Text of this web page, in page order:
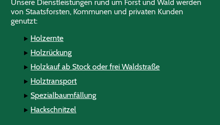
Unsere Dienstleistungen rund um Forst und Wald werden
von Staatsforsten, Kommunen und privaten Kunden
genutzt:
Holzernte
Holzrückung
Holzkauf ab Stock oder frei Waldstraße
Holztransport
Spezialbaumfällung
Hackschnitzel